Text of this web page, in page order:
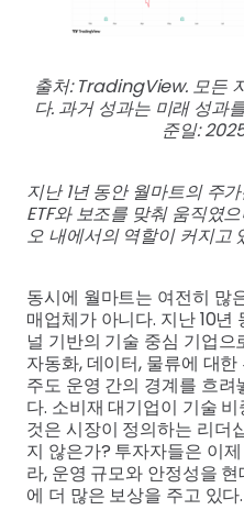
출처: TradingView. 모든
다. 과거 성과는 미래 성과
준일:
지난 1년 동안 월마트의 주
ETF와 보조를 맞춰 움직였
오 내에서의 역할이 커지고
동시에 월마트는 여전히 많
매업체가 아니다. 지난 10
널 기반의 기술 중심 기업
자동화, 데이터, 물류에 대
주도 운영 간의 경계를 흐
다. 소비재 대기업이 기술
것은 시장이 정의하는 리더
지 않은가? 투자자들은 이
라, 운영 규모와 안정성을
에 더 많은 보상을 주고 있다.